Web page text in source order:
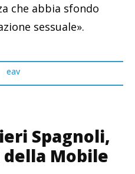
che abbia sfondo
sessuale».
eav
Spagnoli,
Mobile